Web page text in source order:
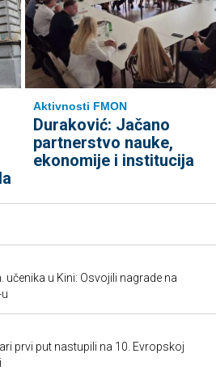
Aktivnosti FMON
Duraković: Jačano
partnerstvo nauke,
ekonomije i institucija
učenika u Kini: Osvojili nagrade na
prvi put nastupili na 10. Evropskoj